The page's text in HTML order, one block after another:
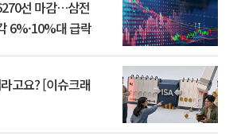
선 마감…삼전
6%·10%대 급락
고요? [이슈크래